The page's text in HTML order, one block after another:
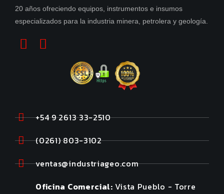
20 años ofreciendo equipos, instrumentos e insumos
especializados para la industria minera, petrolera y geología.
+54 9 2613 33-2510
(0261) 803-3102
ventas@industriageo.com
Oficina Comercial: Vista Pueblo - Torre